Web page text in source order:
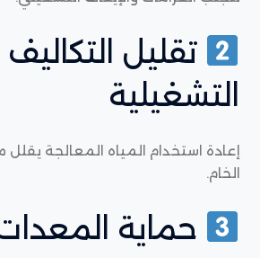
تقليل التكاليف
التشغيلية
إعادة استخدام المياه المعالجة يقلل
الخام.
حماية